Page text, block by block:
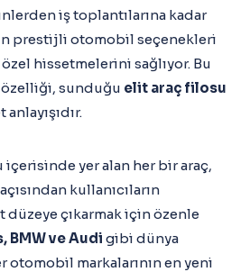
iş toplantılarına kadar
prestijli otomobil seçenekleri
hissetmelerini sağlıyor. Bu
sunduğu elit araç filosu
içerisinde yer alan her bir araç,
kullanıcıların
çıkarmak için özenle
BMW ve Audi gibi dünya
otomobil markalarının en yeni